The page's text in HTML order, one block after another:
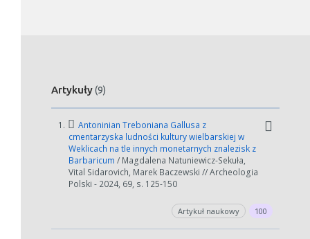
Artykuły(9)
1.
Antoninian Treboniana Gallusa z
cmentarzyska ludności kultury wielbarskiej w
Weklicach na tle innych monetarnych znalezisk z
Barbaricum / Magdalena Natuniewicz-Sekuła,
Vital Sidarovich, Marek Baczewski // Archeologia
Polski - 2024, 69, s. 125-150
Artykuł naukowy 100